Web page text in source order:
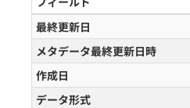
最終更新日
メタデータ最終更新日時
作成日
データ形式